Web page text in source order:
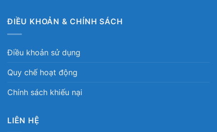
ĐIỀU KHOẢN & CHÍNH SÁCH
Điều khoản sử dụng
Quy chế hoạt động
Chính sách khiếu nại
LIÊN HỆ